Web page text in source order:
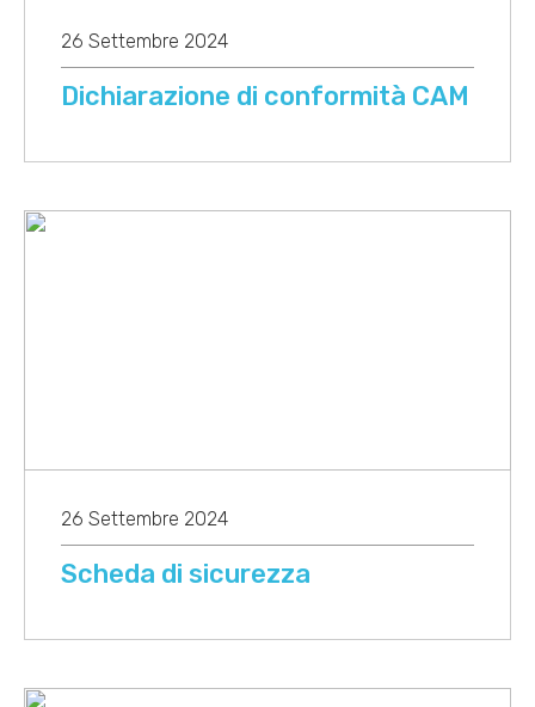
26 Settembre 2024
Dichiarazione di conformità CAM
26 Settembre 2024
Scheda di sicurezza